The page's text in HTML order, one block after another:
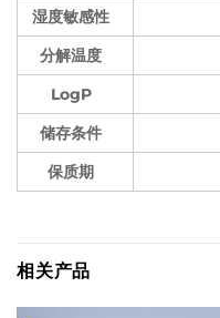
湿度敏感性
分解温度
LogP
储存条件
保质期
相关产品